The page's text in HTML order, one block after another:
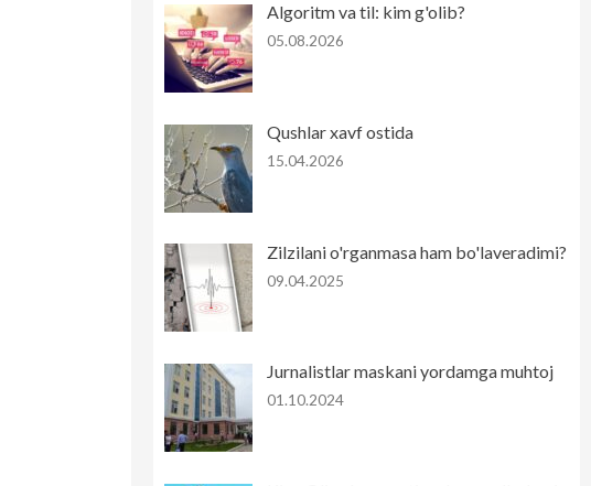
Algoritm va til: kim g'olib?
05.08.2026
Qushlar xavf ostida
15.04.2026
Zilzilani o'rganmasa ham bo'laveradimi?
09.04.2025
Jurnalistlar maskani yordamga muhtoj
01.10.2024